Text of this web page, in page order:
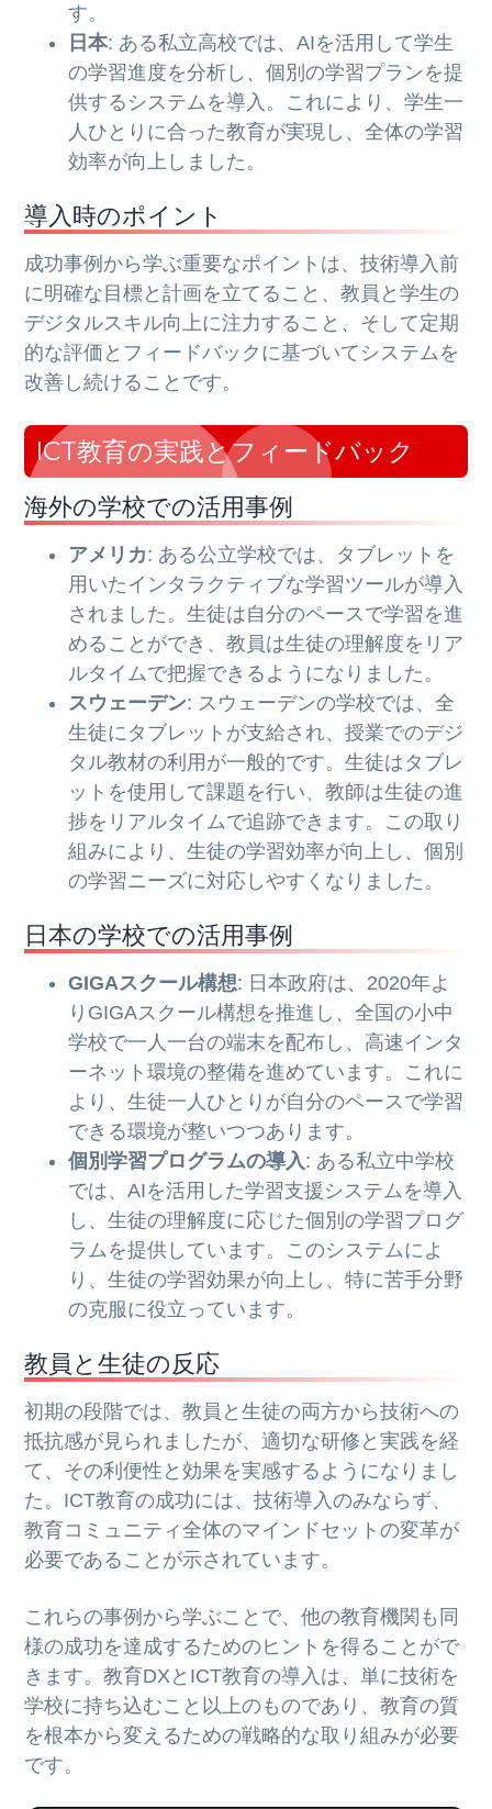
す。
日本: ある私立高校では、AIを活用して学生
の学習進度を分析し、個別の学習プランを提
供するシステムを導入。これにより、学生一
人ひとりに合った教育が実現し、全体の学習
効率が向上しました。
導入時のポイント
成功事例から学ぶ重要なポイントは、技術導入前
に明確な目標と計画を立てること、教員と学生の
デジタルスキル向上に注力すること、そして定期
的な評価とフィードバックに基づいてシステムを
改善し続けることです。
ICT教育の実践とフィードバック
海外の学校での活用事例
アメリカ: ある公立学校では、タブレットを
用いたインタラクティブな学習ツールが導入
されました。生徒は自分のペースで学習を進
めることができ、教員は生徒の理解度をリア
ルタイムで把握できるようになりました。
スウェーデン: スウェーデンの学校では、全
生徒にタブレットが支給され、授業でのデジ
タル教材の利用が一般的です。生徒はタブレ
ットを使用して課題を行い、教師は生徒の進
捗をリアルタイムで追跡できます。この取り
組みにより、生徒の学習効率が向上し、個別
の学習ニーズに対応しやすくなりました。
日本の学校での活用事例
GIGAスクール構想: 日本政府は、2020年よ
りGIGAスクール構想を推進し、全国の小中
学校で一人一台の端末を配布し、高速インタ
ーネット環境の整備を進めています。これに
より、生徒一人ひとりが自分のペースで学習
できる環境が整いつつあります。
個別学習プログラムの導入: ある私立中学校
では、AIを活用した学習支援システムを導入
し、生徒の理解度に応じた個別の学習プログ
ラムを提供しています。このシステムによ
り、生徒の学習効果が向上し、特に苦手分野
の克服に役立っています。
教員と生徒の反応
初期の段階では、教員と生徒の両方から技術への
抵抗感が見られましたが、適切な研修と実践を経
て、その利便性と効果を実感するようになりまし
た。ICT教育の成功には、技術導入のみならず、
教育コミュニティ全体のマインドセットの変革が
必要であることが示されています。
これらの事例から学ぶことで、他の教育機関も同
様の成功を達成するためのヒントを得ることがで
きます。教育DXとICT教育の導入は、単に技術を
学校に持ち込むこと以上のものであり、教育の質
を根本から変えるための戦略的な取り組みが必要
です。